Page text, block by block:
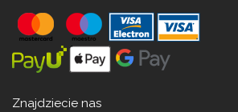
Znajdziecie nas